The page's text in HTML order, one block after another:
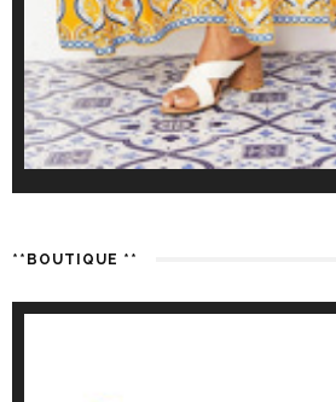
**BOUTIQUE **